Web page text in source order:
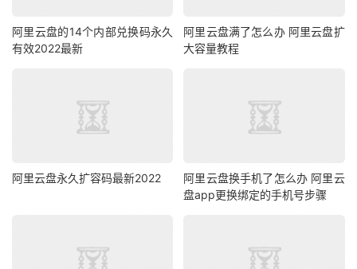
阿里云盘的14个内部兑换码永久
有效2022最新
阿里云盘满了怎么办 阿里云盘扩
大容量教程
阿里云盘永久扩容码最新2022
阿里云盘换手机了怎么办 阿里云
盘app更换绑定的手机号步骤